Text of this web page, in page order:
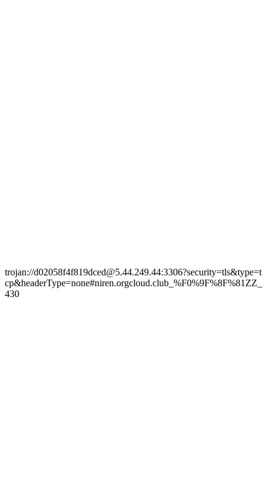
trojan://d02058f4f819dced@5.44.249.44:3306?security=tls&type=t
cp&headerType=none#niren.orgcloud.club_%F0%9F%8F%81ZZ_
430